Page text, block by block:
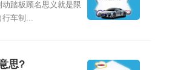
踏板顾名思义就是限
行车制...
思?